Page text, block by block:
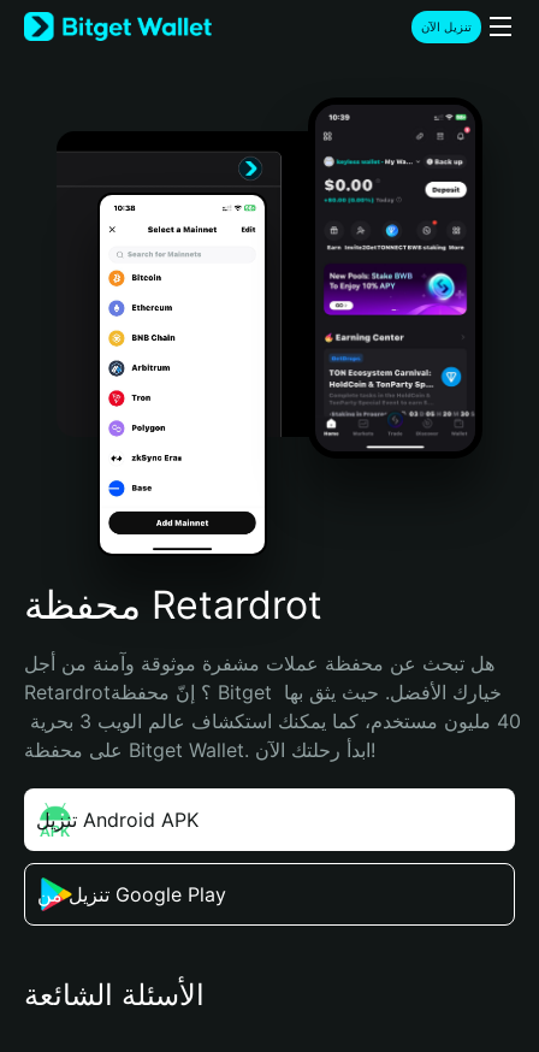
English
日本語
Türkçe
Português (Portugal)
Bahasa Indonesia
Português (Brasil)
Español (Argentina)
تنزيل الآن
محفظة Retardrot
هل تبحث عن محفظة عملات مشفرة موثوقة وآمنة من أجل
Retardrot؟ إنّ محفظة Bitget خيارك الأفضل. حيث يثق بها
على محفظة Bitget Wallet. ابدأ رحلتك الآن!
تنزيل Android APK
تنزيل من Google Play
الأسئلة الشائعة